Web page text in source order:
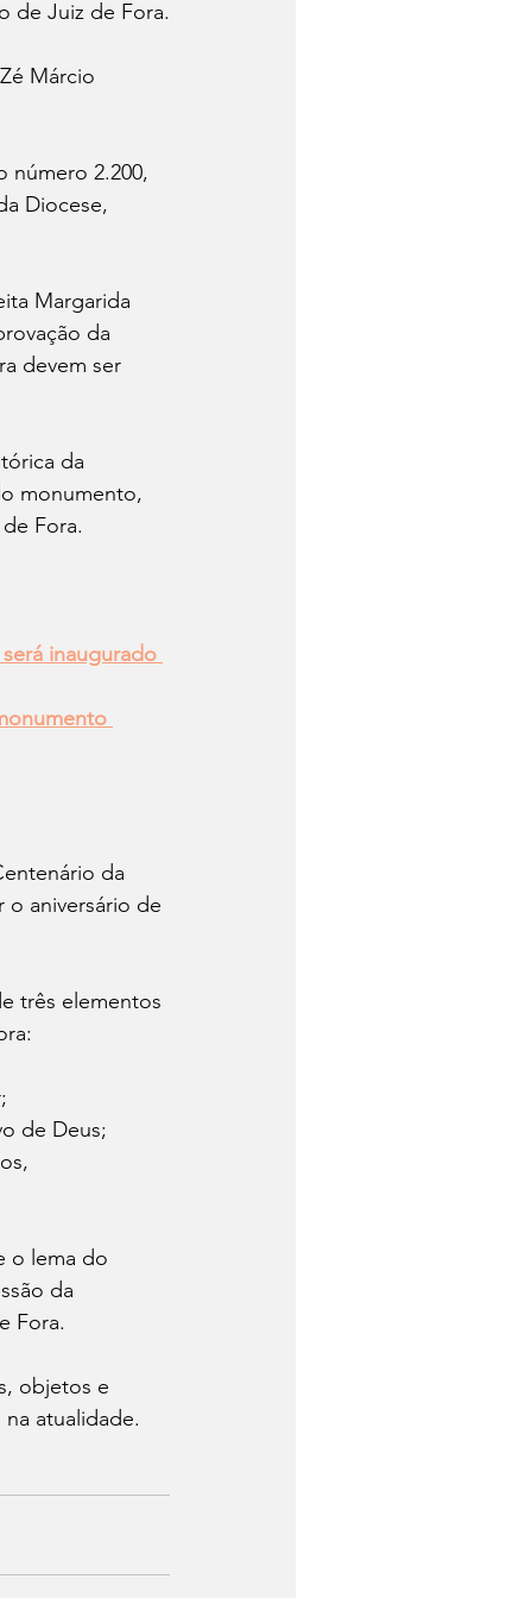
de Juiz de Fora.
Márcio
número 2.200,
Diocese,
Margarida
da
devem ser
da
monumento,
Fora.
inaugurado
da
o aniversário de
três elementos
de Deus;
o lema do
da
Fora.
objetos e
atualidade.